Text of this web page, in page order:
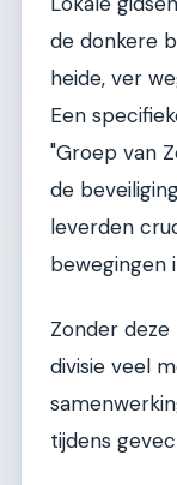
de donkere
heide, ver
Een
"Groep van
de
leverden
bewegingen
Zonder deze
divisie veel
tijdens